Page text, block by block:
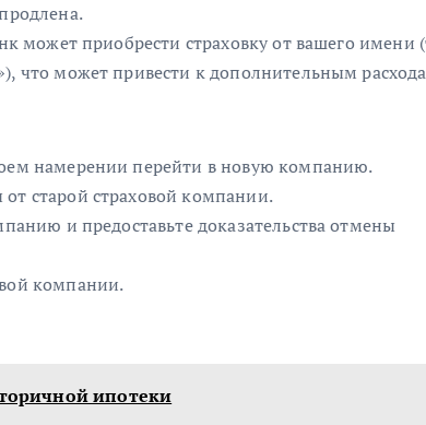
может приобрести страховку от вашего имени
что может привести к дополнительным
намерении перейти в новую компанию.
старой страховой компании.
и предоставьте доказательства отмены
компании.
ипотеки